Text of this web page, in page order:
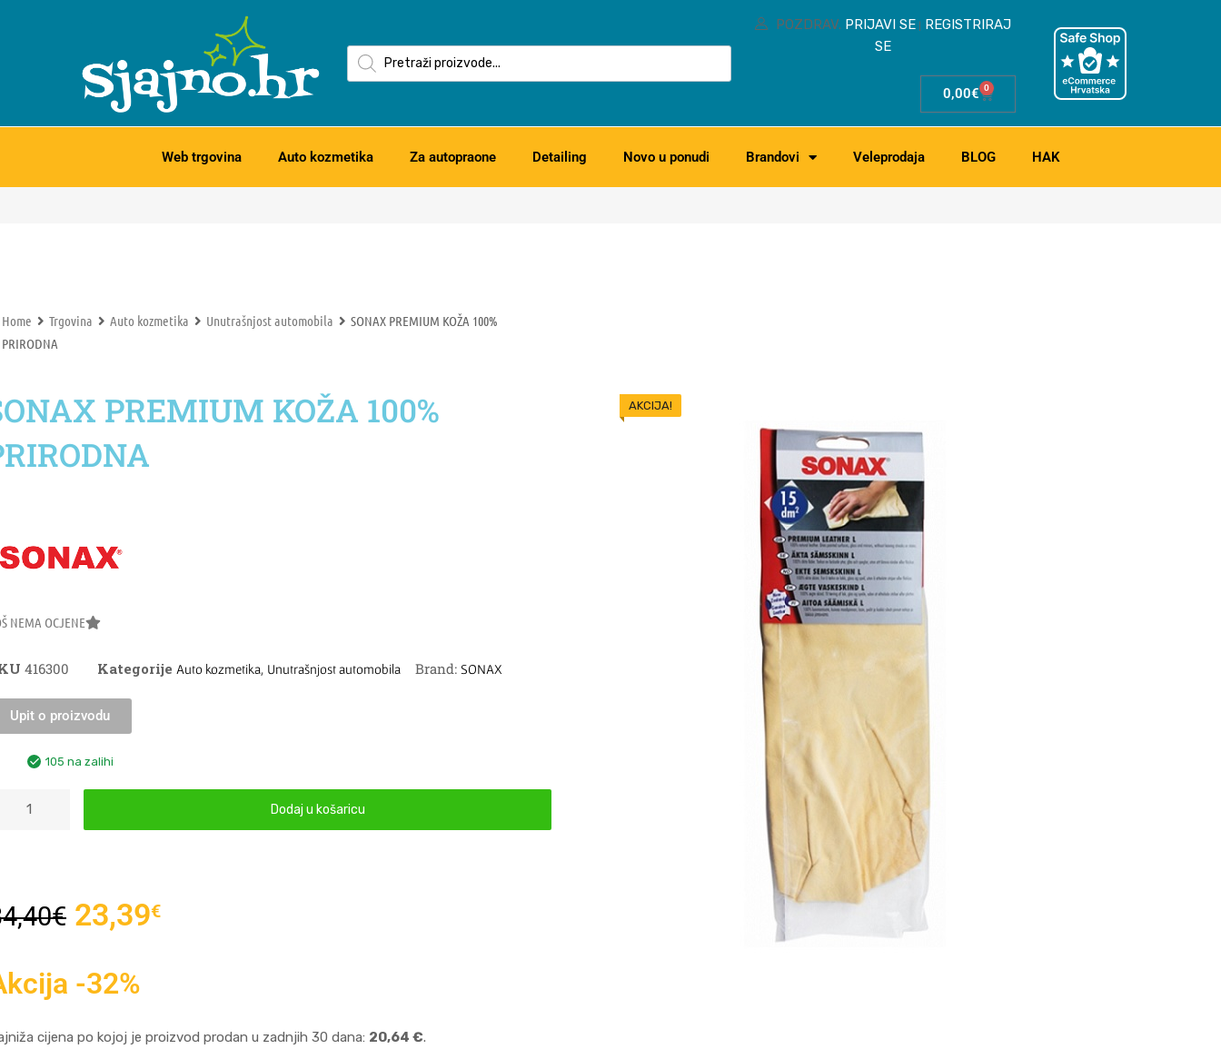
POZDRAV. PRIJAVI SE
REGISTRIRAJ
SE
0,00€ 0
Web trgovina Auto kozmetika Za autopraone Detailing Novo u ponudi Brandovi Veleprodaja BLOG HAK
Home Trgovina Auto kozmetika Unutrašnjost automobila
SONAX PREMIUM KOŽA 100%
PRIRODNA
PREMIUM KOŽA 100%
NEMA OCJENE
416300 Kategorije Auto kozmetika, Unutrašnjost automobila Brand: SONAX
Upit o proizvodu
105 na zalihi
Dodaj u košaricu
€ 23,39€
-32%
cijena po kojoj je proizvod prodan u zadnjih 30 dana: 20,64 €.
AKCIJA!